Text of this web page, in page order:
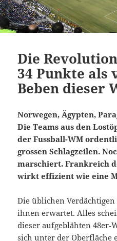
Die
34 Punkte als
Beben dieser
Norwegen, Ägypten,
Die Teams aus den
der Fussball-WM
grossen Schlagzeilen.
marschiert. Frankreich
wirkt effizient wie eine
Die üblichen
ihnen erwartet. Alles
dieser aufgeblähten
sich unter der Oberfläche